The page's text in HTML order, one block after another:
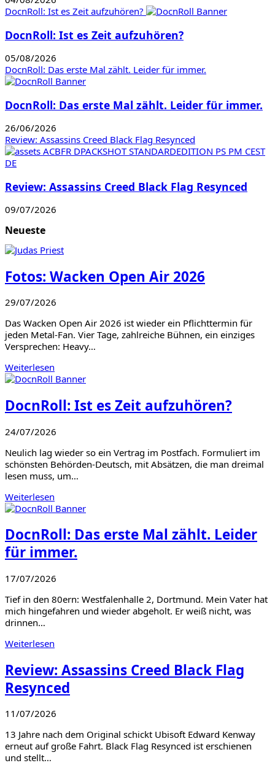
DocnRoll: Ist es Zeit aufzuhören?
DocnRoll: Ist es Zeit aufzuhören?
05/08/2026
DocnRoll: Das erste Mal zählt. Leider für immer.
DocnRoll: Das erste Mal zählt. Leider für immer.
26/06/2026
Review: Assassins Creed Black Flag Resynced
Review: Assassins Creed Black Flag Resynced
09/07/2026
Neueste
Fotos: Wacken Open Air 2026
29/07/2026
Das Wacken Open Air 2026 ist wieder ein Pflichttermin für
jeden Metal-Fan. Vier Tage, zahlreiche Bühnen, ein einziges
Versprechen: Heavy…
Weiterlesen
DocnRoll: Ist es Zeit aufzuhören?
24/07/2026
Neulich lag wieder so ein Vertrag im Postfach. Formuliert im
schönsten Behörden-Deutsch, mit Absätzen, die man dreimal
lesen muss, um…
Weiterlesen
DocnRoll: Das erste Mal zählt. Leider
für immer.
17/07/2026
Tief in den 80ern: Westfalenhalle 2, Dortmund. Mein Vater hat
mich hingefahren und wieder abgeholt. Er weiß nicht, was
drinnen…
Weiterlesen
Review: Assassins Creed Black Flag
Resynced
11/07/2026
13 Jahre nach dem Original schickt Ubisoft Edward Kenway
erneut auf große Fahrt. Black Flag Resynced ist erschienen
und stellt…